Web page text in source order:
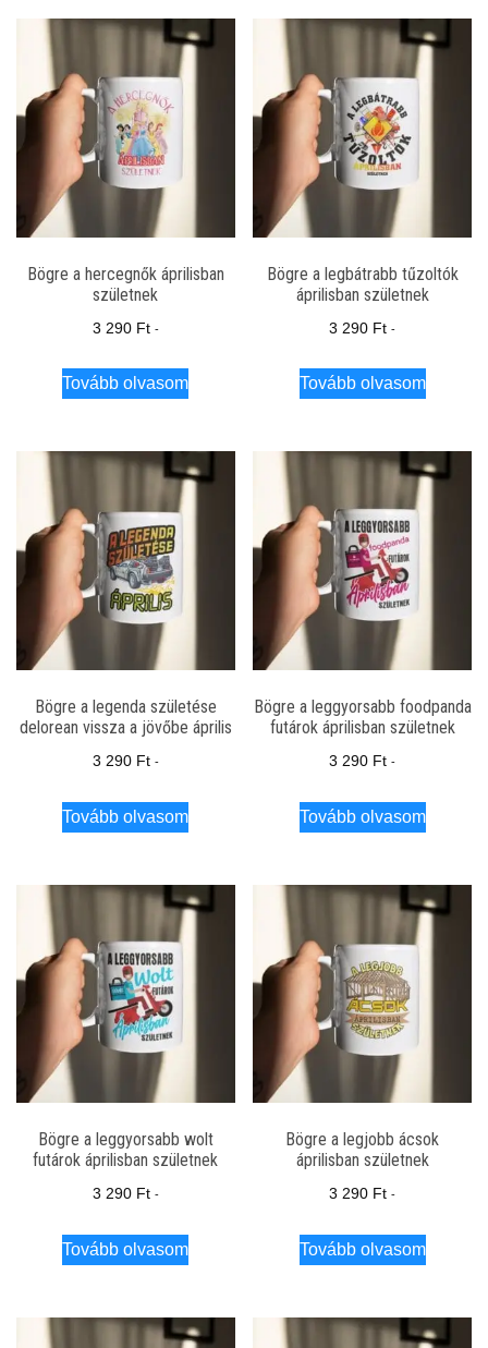
Bögre a hercegnők áprilisban
születnek
3 290 Ft -
Tovább olvasom
Bögre a legbátrabb tűzoltók
áprilisban születnek
3 290 Ft -
Tovább olvasom
Bögre a legenda születése
delorean vissza a jövőbe április
3 290 Ft -
Tovább olvasom
Bögre a leggyorsabb foodpanda
futárok áprilisban születnek
3 290 Ft -
Tovább olvasom
Bögre a leggyorsabb wolt
futárok áprilisban születnek
3 290 Ft -
Tovább olvasom
Bögre a legjobb ácsok
áprilisban születnek
3 290 Ft -
Tovább olvasom